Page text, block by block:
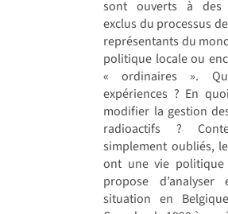
sont ouverts à des
exclus du processus
représentants du
politique locale ou
« ordinaires ».
expériences ? En
modifier la gestion
radioactifs ?
simplement oubliés,
ont une vie
propose
situation en